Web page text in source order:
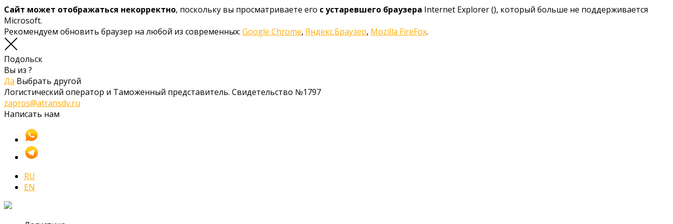
Сайт может отображаться некорректно, поскольку вы просматриваете его с устаревшего браузера Internet Explorer (), который больше не поддерживается
Microsoft.
Рекомендуем обновить браузер на любой из современных: Google Chrome, Яндекс.Браузер, Mozilla FireFox.
Подольск
Вы из ?
Да Выбрать другой
Логистический оператор и Таможенный представитель. Свидетельство №1797
zapros@atransdv.ru
Написать нам
RU
EN